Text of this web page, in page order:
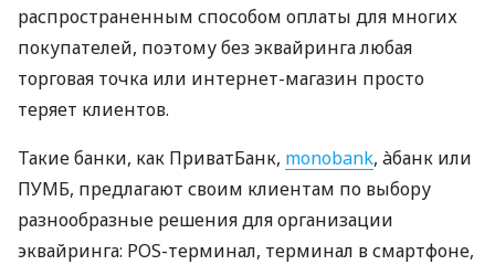
распространенным способом оплаты для многих
покупателей, поэтому без эквайринга любая
торговая точка или интернет-магазин просто
теряет клиентов.
Такие банки, как ПриватБанк, monobank, àбанк или
ПУМБ, предлагают своим клиентам по выбору
разнообразные решения для организации
эквайринга: POS-терминал, терминал в смартфоне,